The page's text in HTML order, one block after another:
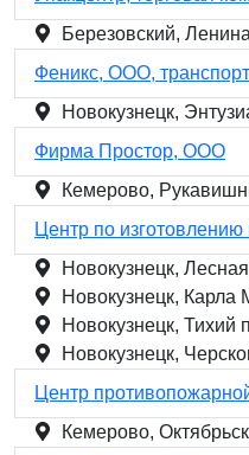
Березовский,
Феникс, ООО,
Новокузнецк,
Фирма Простор, ООО
Кемерово,
Центр по изготовлению
Новокузнецк,
Новокузнецк, Карла
Новокузнецк, Тихий
Новокузнецк,
Центр
Кемерово,